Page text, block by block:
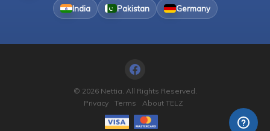
India Pakistan Germany
© 2026 Nettia. All Rights Reserved.
Privacy
Terms About TELZ